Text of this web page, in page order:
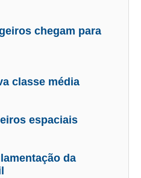
chegam para
classe média
espaciais
da